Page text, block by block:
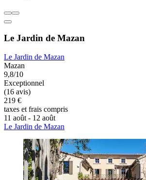
Le Jardin de Mazan
Le Jardin de Mazan
Mazan
9,8/10
Exceptionnel
(16 avis)
219 €
taxes et frais compris
11 août - 12 août
Le Jardin de Mazan